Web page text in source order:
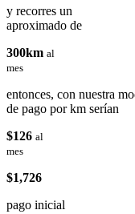
y recorres un
aproximado de
300km al
mes
entonces, con nuestra
de pago por km serían
$126 al
mes
$1,726
pago inicial